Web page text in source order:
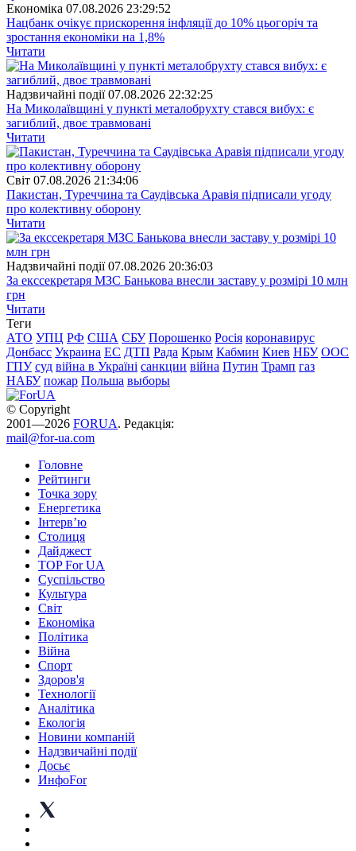
Економіка 07.08.2026 23:29:52
Нацбанк очікує прискорення інфляції до 10% цьогоріч та
зростання економіки на 1,8%
Читати
Надзвичайні події 07.08.2026 22:32:25
На Миколаївщині у пункті металобрухту стався вибух: є
загиблий, двоє травмовані
Читати
Свiт 07.08.2026 21:34:06
Пакистан, Туреччина та Саудівська Аравія підписали угоду
про колективну оборону
Читати
Надзвичайні події 07.08.2026 20:36:03
За екссекретаря МЗС Банькова внесли заставу у розмірі 10 млн
грн
Читати
Теги
АТО УПЦ РФ США СБУ Порошенко Росія коронавирус
Донбасс Украина ЕС ДТП Рада Крым Кабмин Киев НБУ ООС
ГПУ суд війна в Україні санкции війна Путин Трамп газ
НАБУ пожар Польша выборы
© Copyright
2001—2026 FORUA. Редакція:
mail@for-ua.com
Головне
Рейтинги
Точка зору
Енергетика
Інтерв’ю
Столиця
Дайджест
TOP For UA
Суспiльство
Культура
Світ
Економіка
Політика
Війна
Спорт
Здоров'я
Технології
Аналітика
Екологія
Новини компаній
Надзвичайні події
Досьє
ИнфоFor